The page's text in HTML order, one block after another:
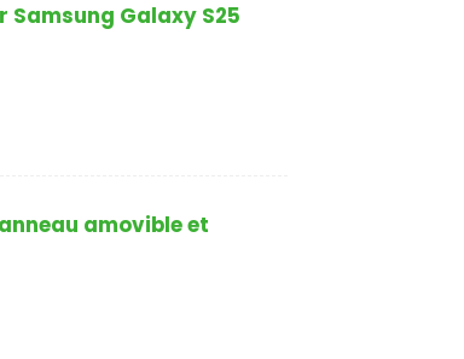
Galaxy S25
amovible et